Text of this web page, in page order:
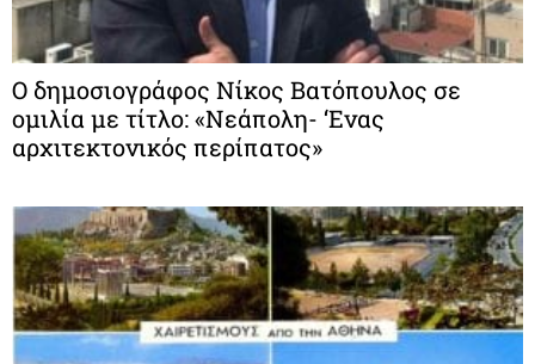
Ο δημοσιογράφος Νίκος Βατόπουλος σε
ομιλία με τίτλο: «Νεάπολη- ‘Ενας
αρχιτεκτονικός περίπατος»